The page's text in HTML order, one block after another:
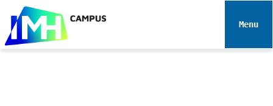
e
Toggle